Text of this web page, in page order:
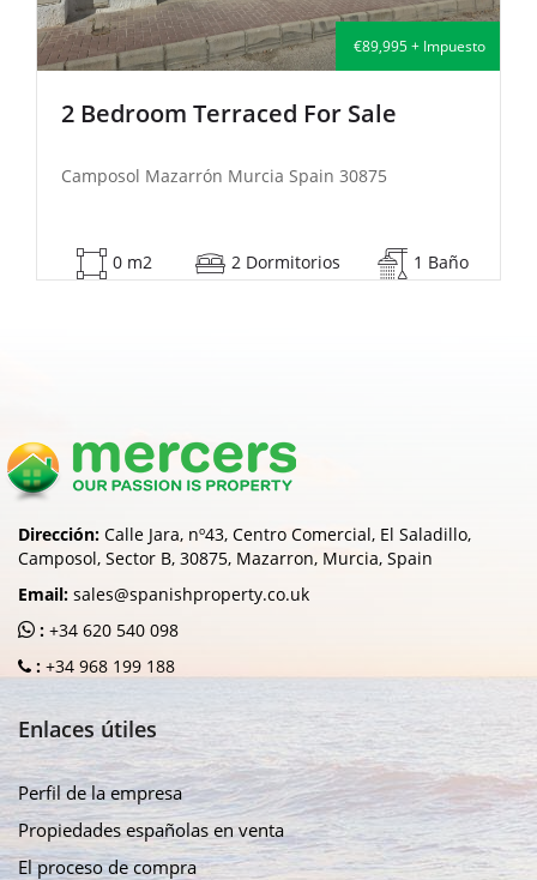
€135,000 + Impuesto
2 Bedroom Semi-Detached For Sale
Camposol Mazarrón Murcia Spain 30875
53 m2 2 Dormitorios 1 Baño
Dirección: Calle Jara, nº43, Centro Comercial, El Saladillo,
Camposol, Sector B, 30875, Mazarron, Murcia, Spain
Email: sales@spanishproperty.co.uk
: +34 620 540 098
: +34 968 199 188
Enlaces útiles
Perfil de la empresa
Propiedades españolas en venta
El proceso de compra